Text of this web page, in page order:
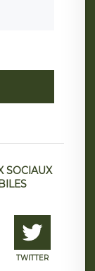
SOCIAUX
TWITTER